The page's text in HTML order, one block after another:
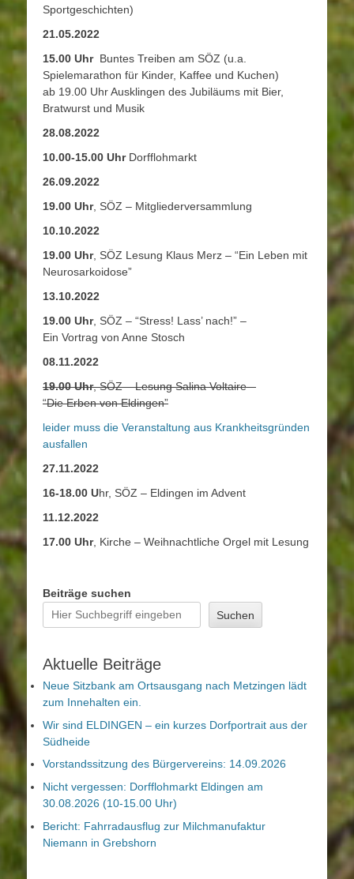
Sportgeschichten)
21.05.2022
15.00 UhrBuntes Treiben am SÖZ (u.a.
Spielemarathon für Kinder, Kaffee und Kuchen)
ab 19.00 Uhr Ausklingen des Jubiläums mit Bier,
Bratwurst und Musik
28.08.2022
10.00-15.00 UhrDorfflohmarkt
26.09.2022
19.00 Uhr, SÖZ – Mitgliederversammlung
10.10.2022
19.00 Uhr, SÖZ Lesung Klaus Merz – “Ein Leben mit
Neurosarkoidose”
13.10.2022
19.00 Uhr, SÖZ – “Stress! Lass’ nach!” –
Ein Vortrag von Anne Stosch
08.11.2022
19.00 Uhr, SÖZ – Lesung Salina Voltaire –
“Die Erben von Eldingen”
leider muss die Veranstaltung aus Krankheitsgründen
ausfallen
27.11.2022
16-18.00 Uhr, SÖZ – Eldingen im Advent
11.12.2022
17.00 Uhr, Kirche – Weihnachtliche Orgel mit Lesung
Beiträge suchen
Suchen
Aktuelle Beiträge
Neue Sitzbank am Ortsausgang nach Metzingen lädt
zum Innehalten ein.
Wir sind ELDINGEN – ein kurzes Dorfportrait aus der
Südheide
Vorstandssitzung des Bürgervereins: 14.09.2026
Nicht vergessen: Dorfflohmarkt Eldingen am
30.08.2026 (10-15.00 Uhr)
Bericht: Fahrradausflug zur Milchmanufaktur
Niemann in Grebshorn